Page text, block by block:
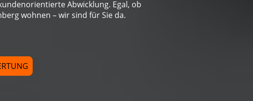
Abwicklung. Egal, ob
wohnen – wir sind für Sie da.